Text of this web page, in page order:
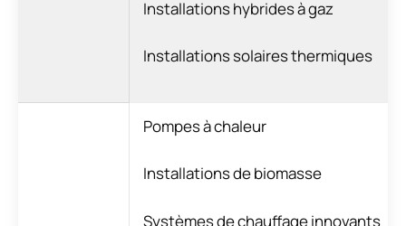
Installations hybrides à gaz
Installations solaires thermiques
Pompes à chaleur
Installations de biomasse
Systèmes de chauffage innovants